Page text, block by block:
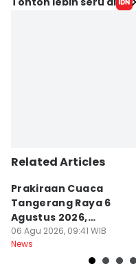
Related Articles
Prakiraan Cuaca
Tangerang Raya 6
Agustus 2026,
Didominasi Cuaca
Berawan
06 Agu 2026, 09:41 WIB
News